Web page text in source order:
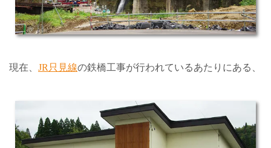
現在、 JR只見線の鉄橋工事が行われているあたりにある、